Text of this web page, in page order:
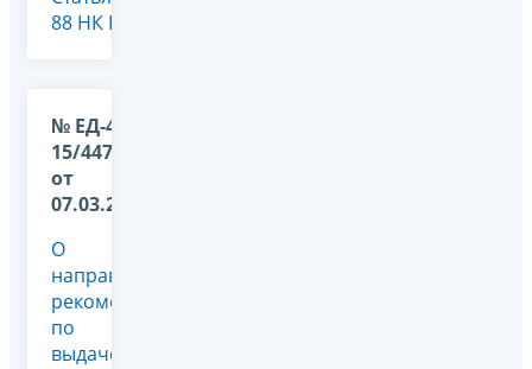
88 НК РФ
№ ЕД-4-
15/4479@
от
07.03.2018
О
направлении
рекомендаций
по
выдаче